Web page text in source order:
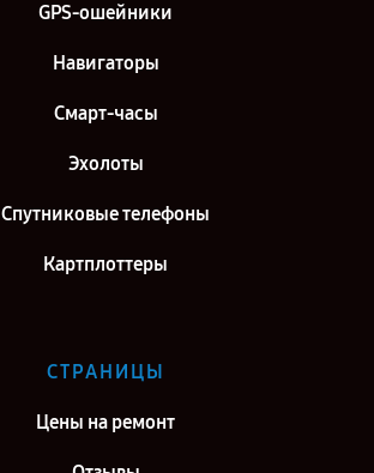
GPS-ошейники
Навигаторы
Смарт-часы
Эхолоты
Спутниковые телефоны
Картплоттеры
СТРАНИЦЫ
Цены на ремонт